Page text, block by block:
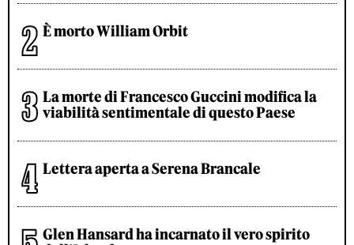
È morto William Orbit
La morte di Francesco Guccini modifica la
viabilità sentimentale di questo Paese
Lettera aperta a Serena Brancale
Glen Hansard ha incarnato il vero spirito